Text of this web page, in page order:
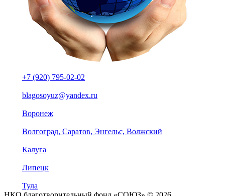
+7 (920) 795-02-02
blagosoyuz@yandex.ru
Воронеж
Волгоград, Саратов, Энгельс, Волжский
Калуга
Липецк
Тула